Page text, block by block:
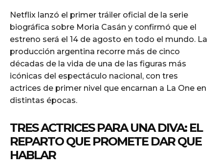
Netflix lanzó el primer tráiler oficial de la serie
biográfica sobre Moria Casán y confirmó que el
estreno será el 14 de agosto en todo el mundo. La
producción argentina recorre más de cinco
décadas de la vida de una de las figuras más
icónicas del espectáculo nacional, con tres
actrices de primer nivel que encarnan a La One en
distintas épocas.
TRES ACTRICES PARA UNA DIVA: EL
REPARTO QUE PROMETE DAR QUE
HABLAR